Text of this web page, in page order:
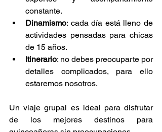
constante.
Dinamismo: cada día está lleno de
actividades pensadas para chicas
de 15 años.
Itinerario: no debes preocuparte por
detalles complicados, para ello
estaremos nosotros.
Un viaje grupal es ideal para disfrutar
de los mejores destinos para